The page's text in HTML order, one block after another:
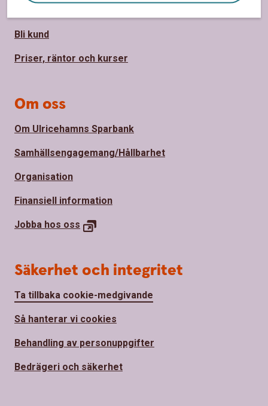
Bli kund
Priser, räntor och kurser
Om oss
Om Ulricehamns Sparbank
Samhällsengagemang/Hållbarhet
Organisation
Finansiell information
Jobba hos oss
Säkerhet och integritet
Ta tillbaka cookie-medgivande
Så hanterar vi cookies
Behandling av personuppgifter
Bedrägeri och säkerhet